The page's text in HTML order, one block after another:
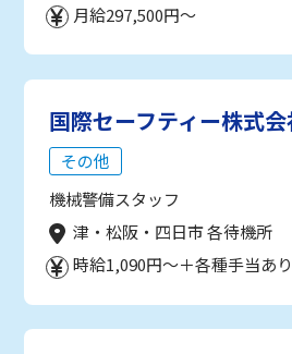
月給297,500円～
国際セーフティー株式
その他
機械警備スタッフ
津・松阪・四日市 各待機所
時給1,090円～＋各種手当あり